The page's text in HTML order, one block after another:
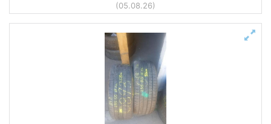
(05.08.26)